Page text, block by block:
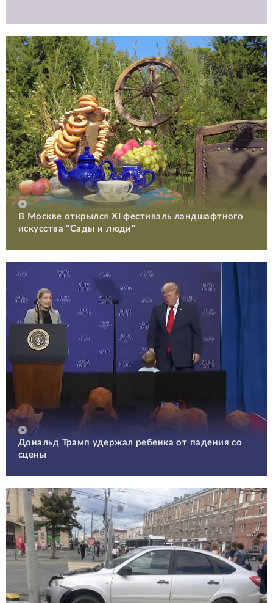
В Москве открылся XI фестиваль ландшафтного
искусства "Сады и люди"
Дональд Трамп удержал ребенка от падения со
сцены